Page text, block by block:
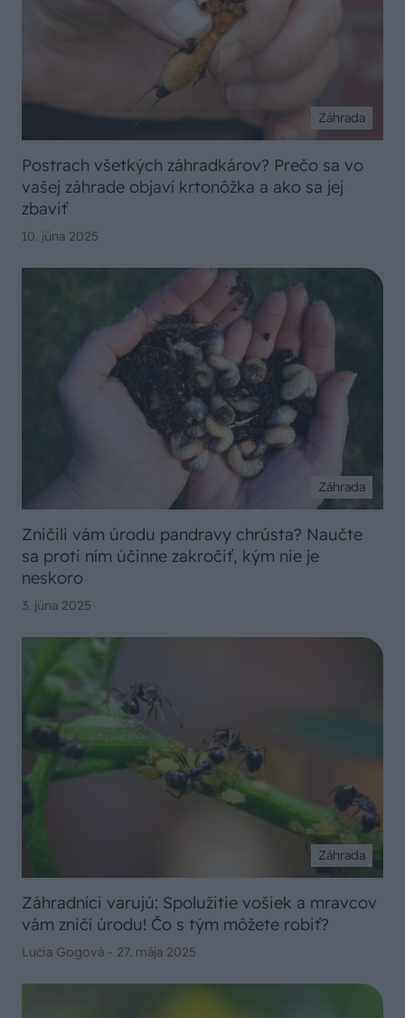
Záhrada
Postrach všetkých záhradkárov? Prečo sa vo
vašej záhrade objaví krtonôžka a ako sa jej
zbaviť
10. júna 2025
Záhrada
Zničili vám úrodu pandravy chrústa? Naučte
sa proti ním účinne zakročiť, kým nie je
neskoro
3. júna 2025
Záhrada
Záhradníci varujú: Spolužitie vošiek a mravcov
vám zničí úrodu! Čo s tým môžete robiť?
Lucia Gogová - 27. mája 2025